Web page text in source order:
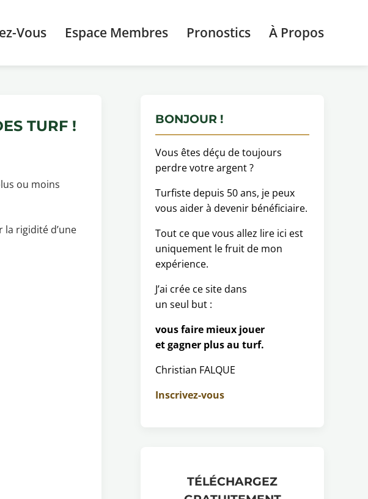
Vous Espace Membres Pronostics À Propos
TURF !
ou moins
rigidité d’une
BONJOUR !
Vous êtes déçu de toujours
perdre votre argent ?
Turfiste depuis 50 ans, je peux
vous aider à devenir bénéficiaire.
Tout ce que vous allez lire ici est
uniquement le fruit de mon
expérience.
J’ai crée ce site dans
un seul but :
vous faire mieux jouer
et gagner plus au turf.
Christian FALQUE
Inscrivez-vous
TÉLÉCHARGEZ